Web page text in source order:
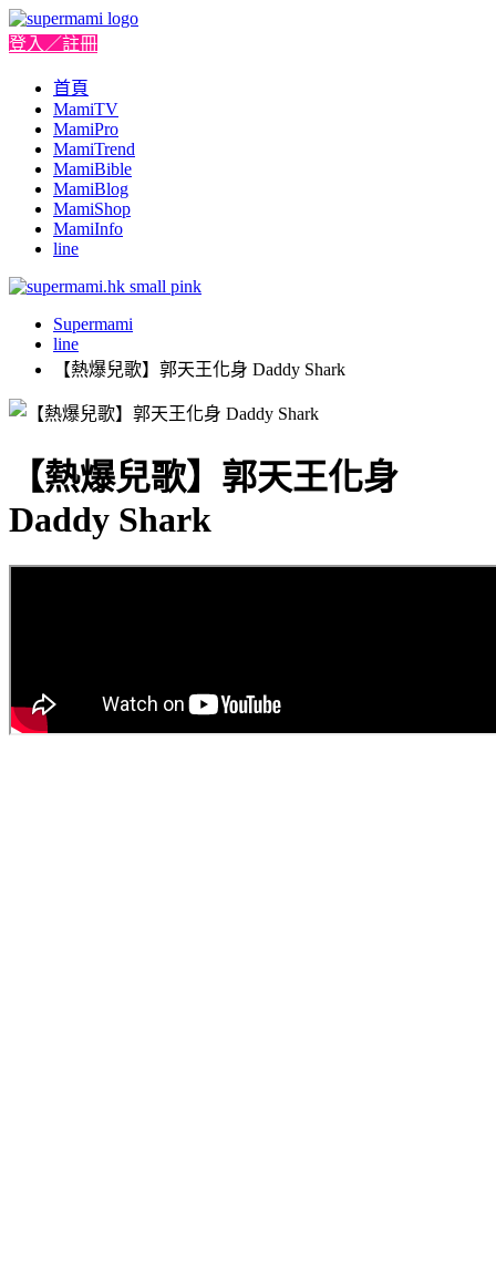
登入／註冊
首頁
MamiTV
MamiPro
MamiTrend
MamiBible
MamiBlog
MamiShop
MamiInfo
line
Supermami
line
【熱爆兒歌】郭天王化身 Daddy Shark
【熱爆兒歌】郭天王化身
Daddy Shark